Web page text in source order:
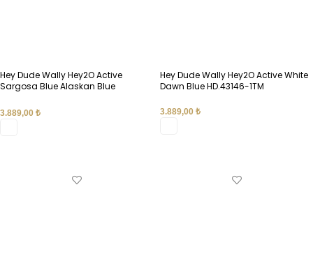
Hey Dude Wally Hey2O Active
Sargosa Blue Alaskan Blue
3.889,00 ₺
Hey Dude Wally Hey2O Active White
Dawn Blue HD.43146-1TM
3.889,00 ₺